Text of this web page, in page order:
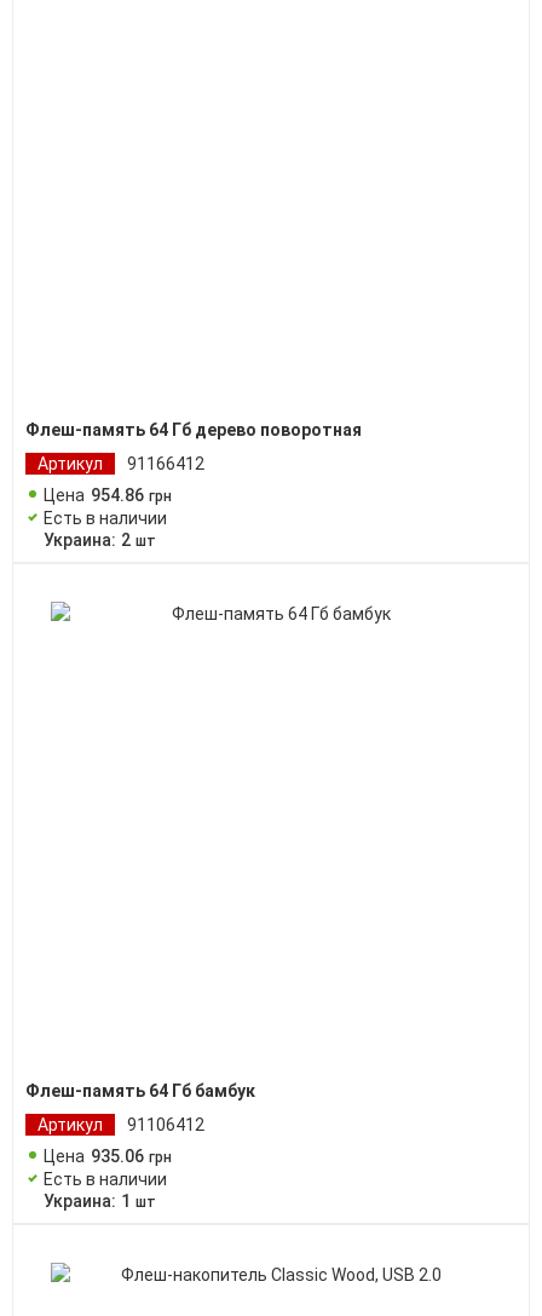
Флеш-память 64 Гб дерево поворотная
Артикул
91166412
Цена 954.86 грн
Есть в наличии
Украина: 2 шт
Флеш-память 64 Гб бамбук
Артикул
91106412
Цена 935.06 грн
Есть в наличии
Украина: 1 шт